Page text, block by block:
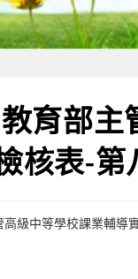
育部
核表-第
級中等學校課業輔導